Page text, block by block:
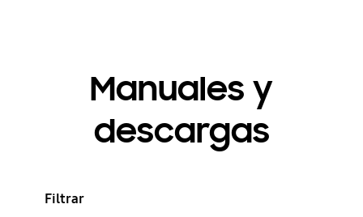
Manuales y
descargas
Filtrar